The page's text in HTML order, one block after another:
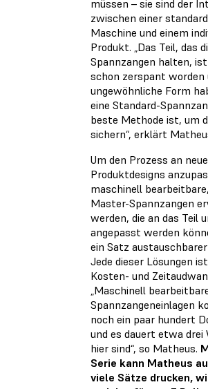
müssen – sie sind der
zwischen einer
Maschine und einem
Produkt. „Das Teil, das
Spannzangen halten,
schon zerspant worden
ungewöhnliche Form
eine Standard-
beste Methode ist, um
sichern“, erklärt
Um den Prozess an neue
Produktdesigns
maschinell
Master-Spannzangen
werden, die an das Teil
angepasst werden
ein Satz
Jede dieser Lösungen
Kosten- und
„Maschinell
Spannzangeneinlagen
noch ein paar hundert
und es dauert etwa drei
hier sind“, so Matheus.
Serie kann Matheus
viele Sätze drucken,